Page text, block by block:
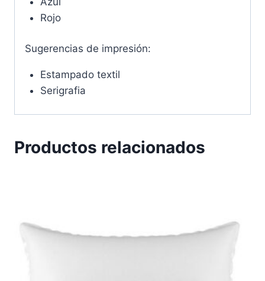
Rojo
Sugerencias de impresión:
Estampado textil
Serigrafia
Productos relacionados